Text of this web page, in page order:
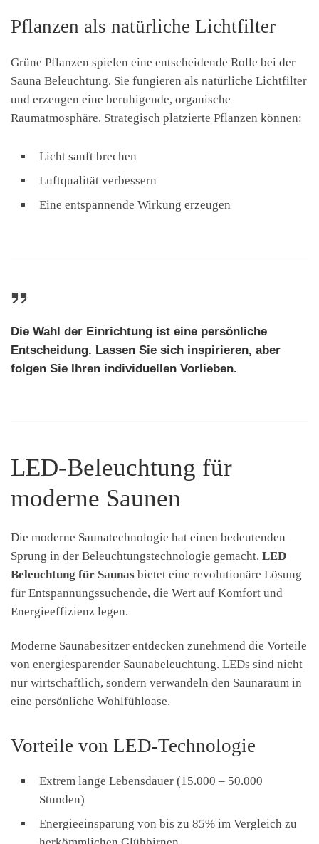
Pflanzen als natürliche Lichtfilter
Grüne Pflanzen spielen eine entscheidende Rolle bei der
Sauna Beleuchtung. Sie fungieren als natürliche Lichtfilter
und erzeugen eine beruhigende, organische
Raumatmosphäre. Strategisch platzierte Pflanzen können:
Licht sanft brechen
Luftqualität verbessern
Eine entspannende Wirkung erzeugen
Die Wahl der Einrichtung ist eine persönliche
Entscheidung. Lassen Sie sich inspirieren, aber
folgen Sie Ihren individuellen Vorlieben.
LED-Beleuchtung für
moderne Saunen
Die moderne Saunatechnologie hat einen bedeutenden
Sprung in der Beleuchtungstechnologie gemacht. LED
Beleuchtung für Saunas bietet eine revolutionäre Lösung
für Entspannungssuchende, die Wert auf Komfort und
Energieeffizienz legen.
Moderne Saunabesitzer entdecken zunehmend die Vorteile
von energiesparender Saunabeleuchtung. LEDs sind nicht
nur wirtschaftlich, sondern verwandeln den Saunaraum in
eine persönliche Wohlfühloase.
Vorteile von LED-Technologie
Extrem lange Lebensdauer (15.000 – 50.000
Stunden)
Energieeinsparung von bis zu 85% im Vergleich zu